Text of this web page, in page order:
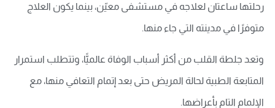
رحلتها ساعتان لعلاجه في مستشفى معيّن، بينما يكون العلاج
متوفرًا في مدينته التي جاء منها.
وتعد جلطة القلب من أكثر أسباب الوفاة عالميًّا، وتتطلب استمرار
المتابعة الطبية لحالة المريض حتى بعد إتمام التعافي منها، مع
الإلمام التام بأعراضها.